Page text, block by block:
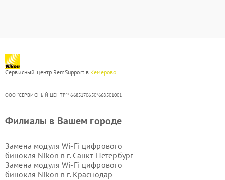
Сервисный центр RemSupport в Кемерово
ООО "СЕРВИСНЫЙ ЦЕНТР"* 6685170650*668501001
Филиалы в Вашем городе
Замена модуля Wi-Fi цифрового
бинокля Nikon в г. Санкт-Петербург
Замена модуля Wi-Fi цифрового
бинокля Nikon в г. Краснодар